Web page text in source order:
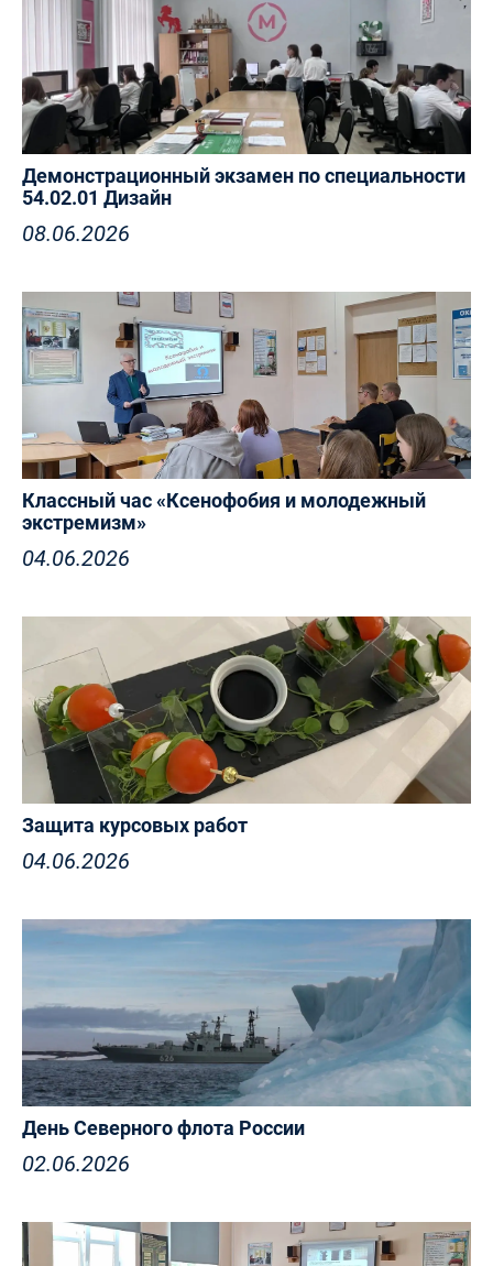
Демонстрационный экзамен по специальности
54.02.01 Дизайн
08.06.2026
Классный час «Ксенофобия и молодежный
экстремизм»
04.06.2026
Защита курсовых работ
04.06.2026
День Северного флота России
02.06.2026